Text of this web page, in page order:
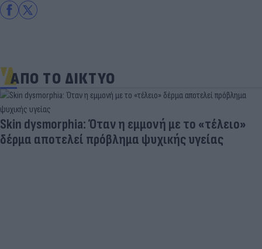
ΑΠΟ ΤΟ ΔΙΚΤΥΟ
Skin dysmorphia: Όταν η εμμονή με το «τέλειο»
δέρμα αποτελεί πρόβλημα ψυχικής υγείας